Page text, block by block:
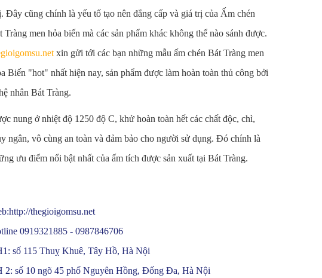
Đây cũng chính là yếu tố tạo nên đẳng cấp và giá trị của Ấm chén
Tràng men hỏa biến mà các sản phẩm khác không thể nào sánh được.
xin gửi tới các bạn những mẫu ấm chén Bát Tràng men
Biến "hot" nhất hiện nay, sản phẩm được làm hoàn toàn thủ công bởi
nhân Bát Tràng.
nung ở nhiệt độ 1250 độ C, khử hoàn toàn hết các chất độc, chì,
ngân, vô cùng an toàn và đảm bảo cho người sử dụng. Đó chính là
ưu điểm nổi bật nhất của ấm tích được sản xuất tại Bát Tràng.
thegioigomsu.net
0919321885 - 0987846706
số 115 Thuỵ Khuê, Tây Hồ, Hà Nội
2: số 10 ngõ 45 phố Nguyên Hồng, Đống Đa, Hà Nội